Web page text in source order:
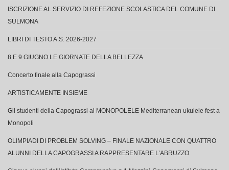
ISCRIZIONE AL SERVIZIO DI REFEZIONE SCOLASTICA DEL COMUNE DI
SULMONA
LIBRI DI TESTO A.S. 2026-2027
8 E 9 GIUGNO LE GIORNATE DELLA BELLEZZA
Concerto finale alla Capograssi
ARTISTICAMENTE INSIEME
Gli studenti della Capograssi al MONOPOLELE Mediterranean ukulele fest a
Monopoli
OLIMPIADI DI PROBLEM SOLVING – FINALE NAZIONALE CON QUATTRO
ALUNNI DELLA CAPOGRASSI A RAPPRESENTARE L’ABRUZZO